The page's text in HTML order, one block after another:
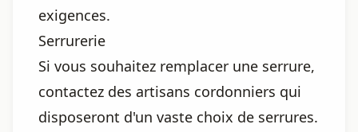
exigences.
Serrurerie
Si vous souhaitez remplacer une serrure,
contactez des artisans cordonniers qui
disposeront d'un vaste choix de serrures.